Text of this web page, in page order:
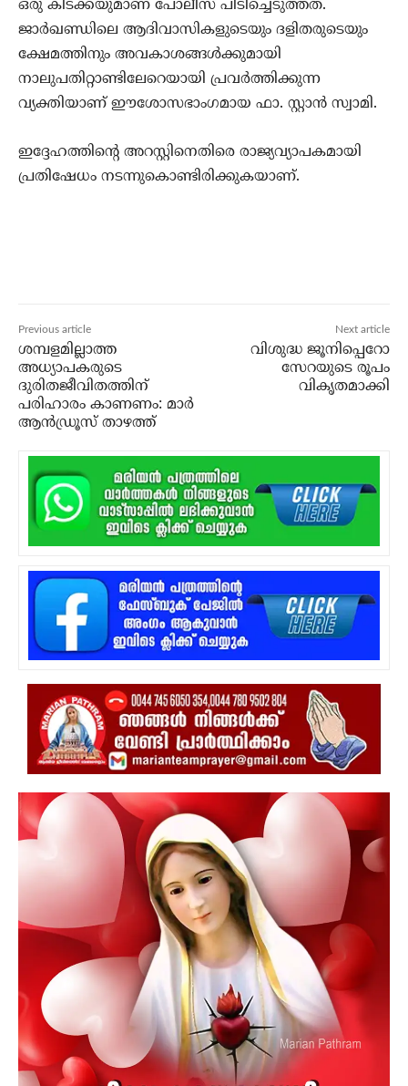
ഒരു കിടക്കയുമാണ് പോലീസ് പിടിച്ചെടുത്തത്.
ജാര്‍ഖണ്ഡിലെ ആദിവാസികളുടെയും ദളിതരുടെയും
ക്ഷേമത്തിനും അവകാശങ്ങള്‍ക്കുമായി
നാലുപതിറ്റാണ്ടിലേറെയായി പ്രവര്‍ത്തിക്കുന്ന
വ്യക്തിയാണ് ഈശോസഭാംഗമായ ഫാ. സ്റ്റാന്‍ സ്വാമി.
ഇദ്ദേഹത്തിന്റെ അറസ്റ്റിനെതിരെ രാജ്യവ്യാപകമായി
പ്രതിഷേധം നടന്നുകൊണ്ടിരിക്കുകയാണ്.
Previous article
ശമ്പളമില്ലാത്ത
അധ്യാപകരുടെ
ദുരിതജീവിതത്തിന്
പരിഹാരം കാണണം: മാര്‍
ആന്‍ഡ്രൂസ് താഴത്ത്
Next article
വിശുദ്ധ ജൂനിപ്പെറോ
സേറയുടെ രൂപം
വികൃതമാക്കി